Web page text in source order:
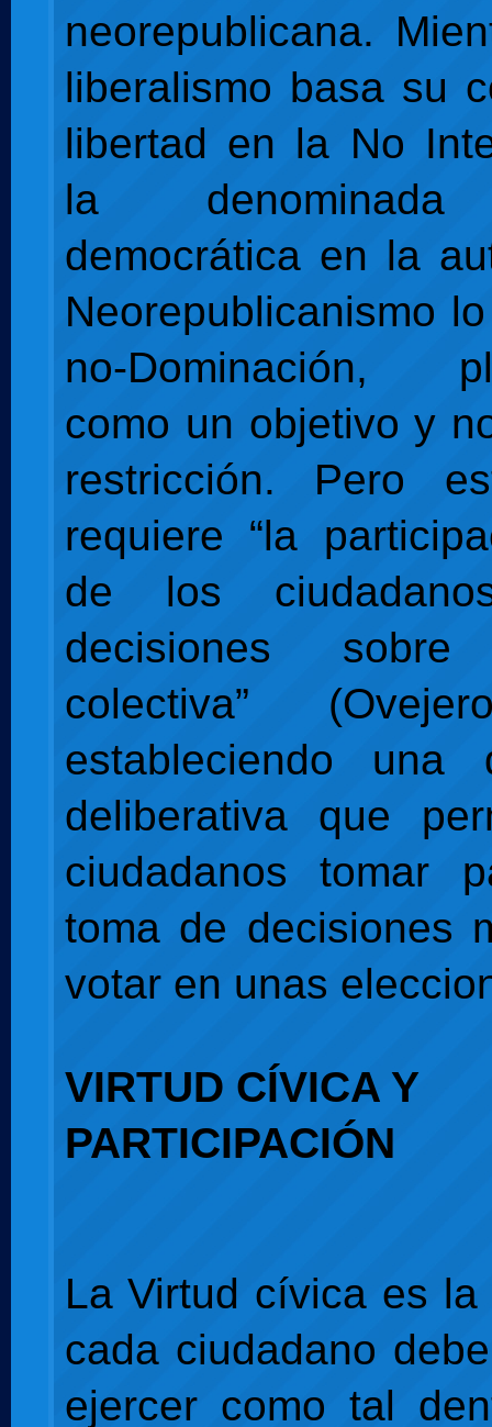
neorepublicana.
liberalismo basa su
libertad en la No
la denominada
democrática en la
Neorepublicanismo
no-Dominación,
como un objetivo y
restricción. Pero
requiere “la
de los
decisiones
colectiva”
estableciendo una
deliberativa que
ciudadanos tomar
toma de decisiones
votar en unas
VIRTUD CÍVICA Y
PARTICIPACIÓN
La Virtud cívica es
cada ciudadano
ejercer como tal